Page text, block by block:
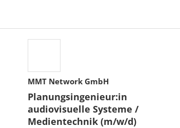
MMT Network GmbH
Planungsingenieur:in
audiovisuelle Systeme /
Medientechnik (m/w/d)